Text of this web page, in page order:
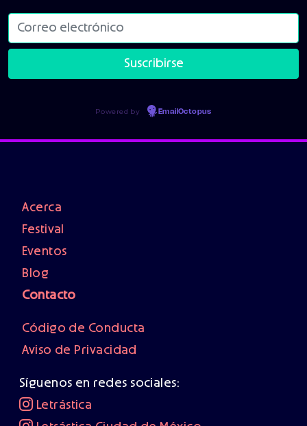
Powered by EmailOctopus
Acerca
Festival
Eventos
Blog
Contacto
Código de Conducta
Aviso de Privacidad
Síguenos en redes sociales:
Letrástica